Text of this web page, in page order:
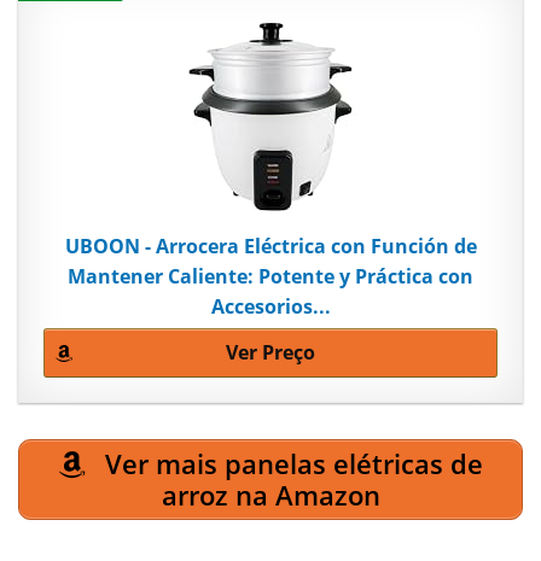
UBOON - Arrocera Eléctrica con Función de
Mantener Caliente: Potente y Práctica con
Accesorios...
Ver Preço
Ver mais panelas elétricas de
arroz na Amazon